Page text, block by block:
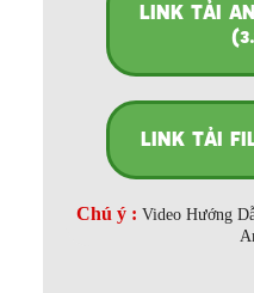
LINK TẢI
LINK TẢI
Chú ý : Video Hướng